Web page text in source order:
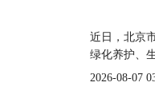
近日，北京
绿化养护、
2026-08-07